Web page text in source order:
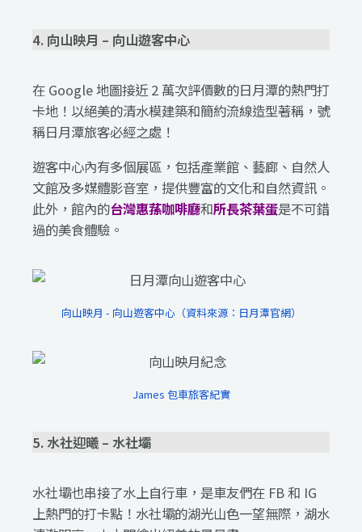
4. 向山映月 – 向山遊客中心
在 Google 地圖接近 2 萬次評價數的日月潭的熱門打
卡地！以絕美的清水模建築和簡約流線造型著稱，號
稱日月潭旅客必經之處！
遊客中心內有多個展區，包括產業館、藝廊、自然人
文館及多媒體影音室，提供豐富的文化和自然資訊。
此外，館內的台灣惠蓀咖啡廳和所長茶葉蛋是不可錯
過的美食體驗。
向山映月 - 向山遊客中心（資料來源：日月潭官網）
James 包車旅客紀實
5. 水社迎曦 – 水社壩
水社壩也串接了水上自行車，是車友們在 FB 和 IG
上熱門的打卡點！水社壩的湖光山色一望無際，湖水